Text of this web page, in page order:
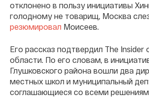
отклонено в пользу инициативы
голодному не товарищ, Москва
резюмировал Моисеев.
Его рассказ подтвердил The Insider
области. По его словам, в
Глушковского района вошли два
местных школ и муниципальный
соглашающиеся со всеми